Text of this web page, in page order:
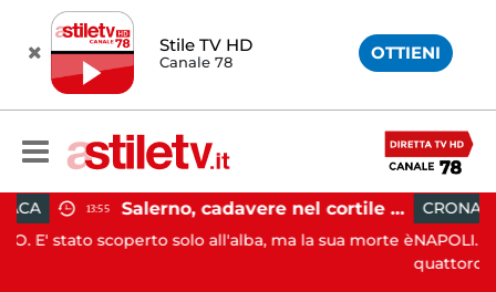
Stile TV HD
Canale 78 OTTIENI
Salerno, cadavere nel cortile di un palazzo: indaga la Polizia
all'alba, ma la sua morte è
CRONACA 13:05
NAPOLI. I genitori di Martina